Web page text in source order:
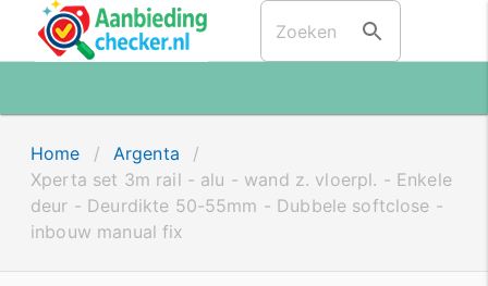
Home / Argenta
/
Xperta set 3m rail - alu - wand z. vloerpl. - Enkele
deur - Deurdikte 50-55mm - Dubbele softclose -
inbouw manual fix